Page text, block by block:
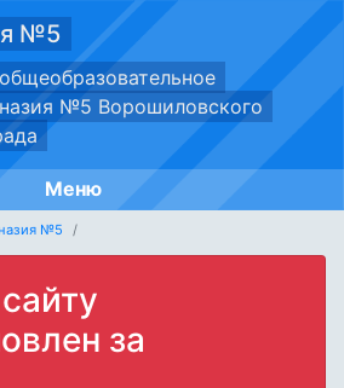
№5
№5 Ворошиловского
Меню
№5
за